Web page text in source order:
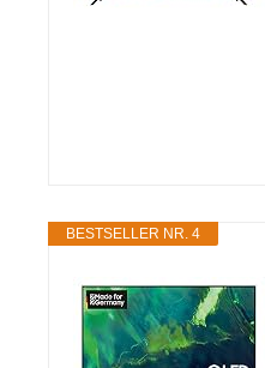
BESTSELLER NR. 4